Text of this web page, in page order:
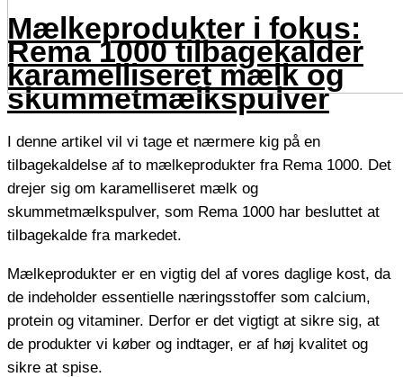
Mælkeprodukter i fokus:
Rema 1000 tilbagekalder
karamelliseret mælk og
skummetmælkspulver
I denne artikel vil vi tage et nærmere kig på en
tilbagekaldelse af to mælkeprodukter fra Rema 1000. Det
drejer sig om karamelliseret mælk og
skummetmælkspulver, som Rema 1000 har besluttet at
tilbagekalde fra markedet.
Mælkeprodukter er en vigtig del af vores daglige kost, da
de indeholder essentielle næringsstoffer som calcium,
protein og vitaminer. Derfor er det vigtigt at sikre sig, at
de produkter vi køber og indtager, er af høj kvalitet og
sikre at spise.